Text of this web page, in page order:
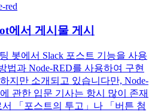
red
에서 게시물 게시
봇에서 Slack 포스트 기능을 사용
법과 Node-RED를 사용하여 구현
지만 소개되고 있습니다만, Node-
관한 입문 기사는 항시 많이 존재
「포스트의 투고」나 「버튼 첨